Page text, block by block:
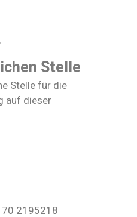
Stelle
Stelle für die
auf dieser
2195218